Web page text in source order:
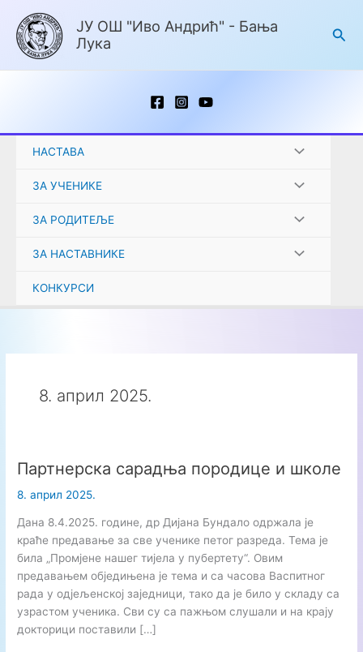
садржај
ЈУ ОШ "Иво Андрић" - Бања
Лука
НАСТАВА
ЗА УЧЕНИКЕ
ЗА РОДИТЕЉЕ
ЗА НАСТАВНИКЕ
КОНКУРСИ
8. април 2025.
Партнерска сарадња породице и школе
8. април 2025.
Дана 8.4.2025. године, др Дијана Бундало одржала је
краће предавање за све ученике петог разреда. Тема је
била „Промјене нашег тијела у пубертету“. Овим
предавањем обједињена је тема и са часова Васпитног
рада у одјељенској заједници, тако да је било у складу са
узрастом ученика. Сви су са пажњом слушали и на крају
докторици поставили […]